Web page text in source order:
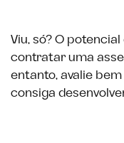
Viu, só? O
contratar uma
entanto, avalie
consiga